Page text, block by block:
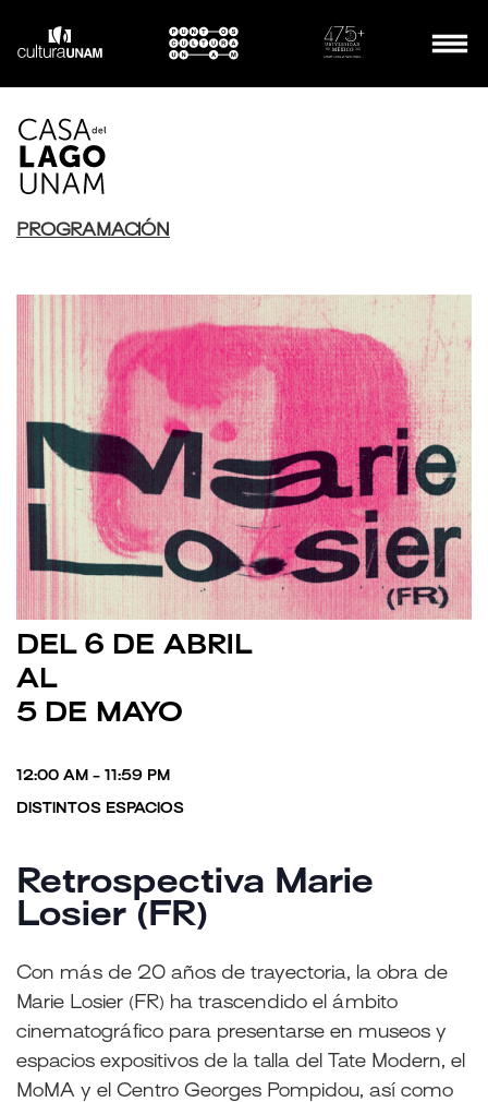
PROGRAMACIÓN
DEL 6 DE ABRIL
AL
5 DE MAYO
12:00 AM - 11:59 PM
DISTINTOS ESPACIOS
Retrospectiva Marie
Losier (FR)
Con más de 20 años de trayectoria, la obra de
Marie Losier (FR) ha trascendido el ámbito
cinematográfico para presentarse en museos y
espacios expositivos de la talla del Tate Modern, el
MoMA y el Centro Georges Pompidou, así como